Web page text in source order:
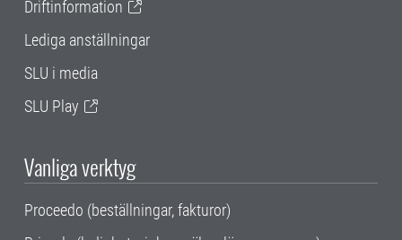
Driftinformation
Lediga anställningar
SLU i media
SLU Play
Vanliga verktyg
Proceedo (beställningar, fakturor)